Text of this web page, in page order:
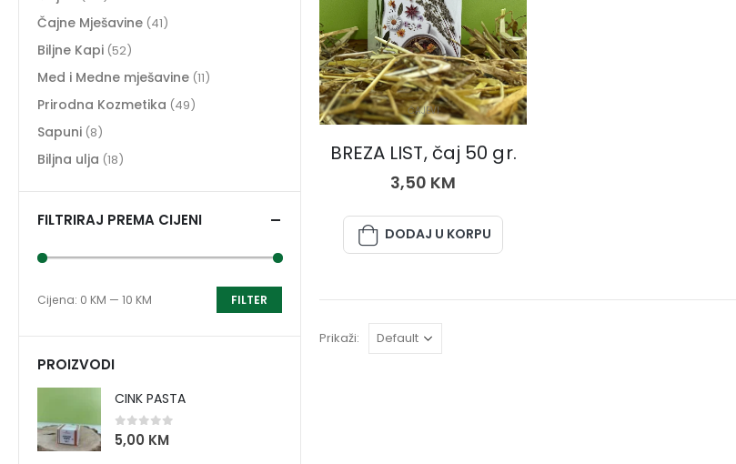
ČAJEVI
BREZA LIST, čaj 50 gr.
3,50 KM
DODAJ U KORPU
Prikaži:
Čajne Mješavine (41)
Biljne Kapi (52)
Med i Medne mješavine (11)
Prirodna Kozmetika (49)
Sapuni (8)
Biljna ulja (18)
FILTRIRAJ PREMA CIJENI
FILTER
Cijena: 0 KM — 10 KM
PROIZVODI
CINK PASTA
0 out of 5
5,00 KM